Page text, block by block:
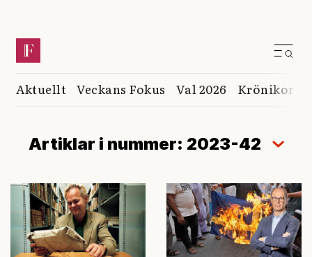
Aktuellt Veckans Fokus Val 2026 Krönikor
Artiklar i nummer: 2023-42